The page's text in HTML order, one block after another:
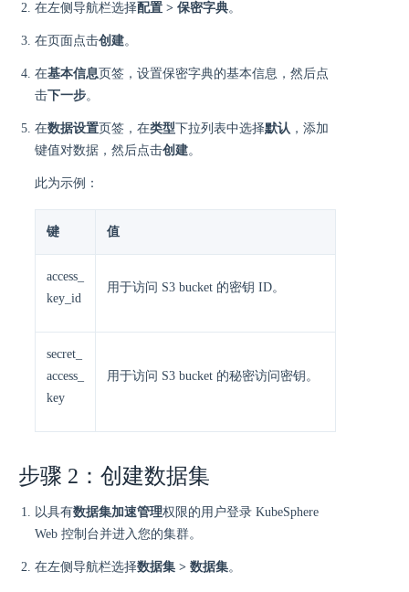
在左侧导航栏选择配置 > 保密字典。
在页面点击创建。
在基本信息页签，设置保密字典的基本信息，然后点
击下一步。
在数据设置页签，在类型下拉列表中选择默认 ，添加
键值对数据，然后点击创建。
此为示例：
键 值
access_
key_id
用于访问 S3 bucket 的密钥 ID。
secret_
access_
key
用于访问 S3 bucket 的秘密访问密钥。
步骤 2：创建数据集
以具有数据集加速管理权限的用户登录 KubeSphere
Web 控制台并进入您的集群。
在左侧导航栏选择数据集 > 数据集。